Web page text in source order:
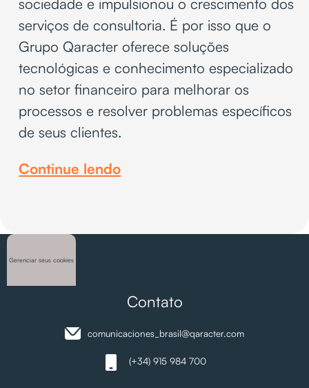
serviços de consultoria. É por isso que o
Grupo Qaracter oferece soluções
tecnológicas e conhecimento especializado
no setor financeiro para melhorar os
processos e resolver problemas específicos
de seus clientes.
Continue lendo
Gerenciar seus cookies
Contato
comunicaciones_brasil@qaracter.com
(+34) 915 984 700